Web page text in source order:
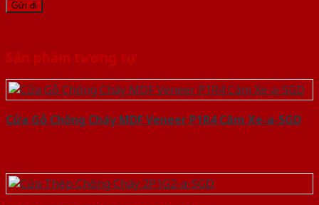
Sản phẩm tương tự
Cửa Gỗ Chống Cháy MDF Veneer P1R4 Căm Xe-a-SGD